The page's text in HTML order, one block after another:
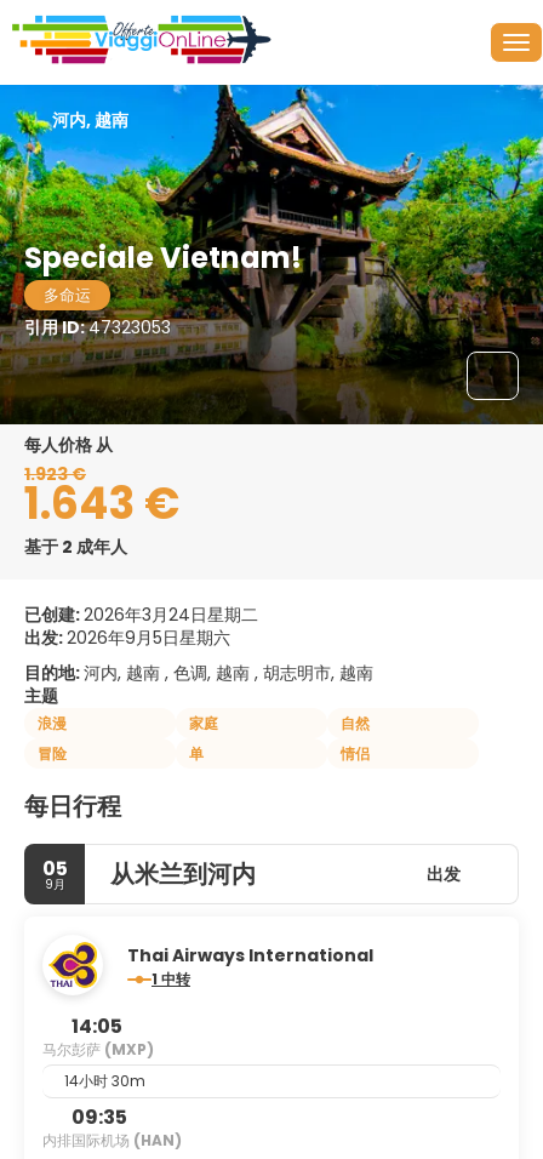
Speciale Vietnam!
多命运
引用 ID:47323053
河内, 越南
每人价格 从
1.923 €
1.643 €
基于 2 成年人
已创建:2026年3月24日星期二
出发:2026年9月5日星期六
目的地:河内, 越南 , 色调, 越南 , 胡志明市, 越南
主题
浪漫 家庭
自然
冒险
单 情侣
每日行程
05
9月 从米兰到河内 出发
Thai Airways International
1 中转
14:05
马尔彭萨 (MXP)
14小时 30m
09:35
内排国际机场 (HAN)